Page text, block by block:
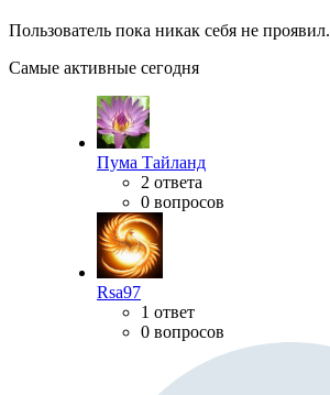
Пользователь пока никак себя не проявил.
Самые активные сегодня
Пума Тайланд
2 ответа
0 вопросов
Rsa97
1 ответ
0 вопросов